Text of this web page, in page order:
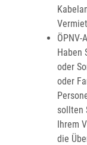
ÖPNV-
Haben
oder
oder
sollten
Ihrem
die